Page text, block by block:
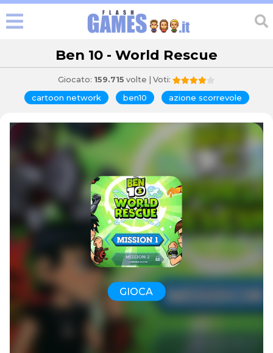
Ben 10 - World Rescue
Giocato: 159.715 volte | Voti:
cartoon network ben10 azione scorrevole
GIOCA